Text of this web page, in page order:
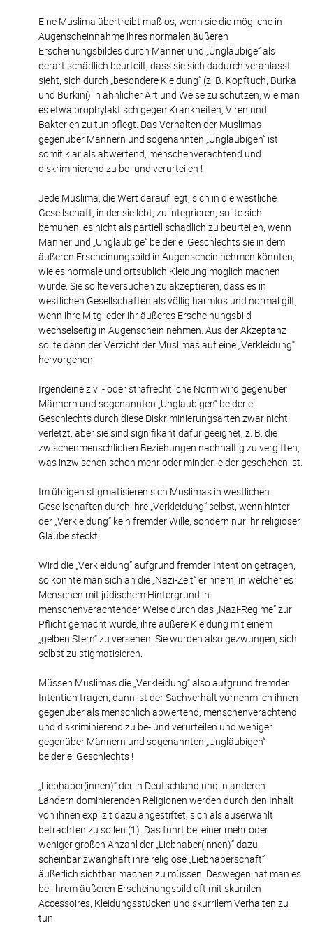
Eine Muslima übertreibt maßlos, wenn sie die mögliche in
Augenscheinnahme ihres normalen äußeren
Erscheinungsbildes durch Männer und „Ungläubige“ als
derart schädlich beurteilt, dass sie sich dadurch veranlasst
sieht, sich durch „besondere Kleidung“ (z. B. Kopftuch, Burka
und Burkini) in ähnlicher Art und Weise zu schützen, wie man
es etwa prophylaktisch gegen Krankheiten, Viren und
Bakterien zu tun pflegt. Das Verhalten der Muslimas
gegenüber Männern und sogenannten „Ungläubigen“ ist
somit klar als abwertend, menschenverachtend und
diskriminierend zu be- und verurteilen !
Jede Muslima, die Wert darauf legt, sich in die westliche
Gesellschaft, in der sie lebt, zu integrieren, sollte sich
bemühen, es nicht als partiell schädlich zu beurteilen, wenn
Männer und „Ungläubige“ beiderlei Geschlechts sie in dem
äußeren Erscheinungsbild in Augenschein nehmen könnten,
wie es normale und ortsüblich Kleidung möglich machen
würde. Sie sollte versuchen zu akzeptieren, dass es in
westlichen Gesellschaften als völlig harmlos und normal gilt,
wenn ihre Mitglieder ihr äußeres Erscheinungsbild
wechselseitig in Augenschein nehmen. Aus der Akzeptanz
sollte dann der Verzicht der Muslimas auf eine „Verkleidung“
hervorgehen.
Irgendeine zivil- oder strafrechtliche Norm wird gegenüber
Männern und sogenannten „Ungläubigen“ beiderlei
Geschlechts durch diese Diskriminierungsarten zwar nicht
verletzt, aber sie sind signifikant dafür geeignet, z. B. die
zwischenmenschlichen Beziehungen nachhaltig zu vergiften,
was inzwischen schon mehr oder minder leider geschehen ist.
Im übrigen stigmatisieren sich Muslimas in westlichen
Gesellschaften durch ihre „Verkleidung“ selbst, wenn hinter
der „Verkleidung“ kein fremder Wille, sondern nur ihr religiöser
Glaube steckt.
Wird die „Verkleidung“ aufgrund fremder Intention getragen,
so könnte man sich an die „Nazi-Zeit“ erinnern, in welcher es
Menschen mit jüdischem Hintergrund in
menschenverachtender Weise durch das „Nazi-Regime“ zur
Pflicht gemacht wurde, ihre äußere Kleidung mit einem
„gelben Stern“ zu versehen. Sie wurden also gezwungen, sich
selbst zu stigmatisieren.
Müssen Muslimas die „Verkleidung“ also aufgrund fremder
Intention tragen, dann ist der Sachverhalt vornehmlich ihnen
gegenüber als menschlich abwertend, menschenverachtend
und diskriminierend zu be- und verurteilen und weniger
gegenüber Männern und sogenannten „Ungläubigen“
beiderlei Geschlechts !
„Liebhaber(innen)“ der in Deutschland und in anderen
Ländern dominierenden Religionen werden durch den Inhalt
von ihnen explizit dazu angestiftet, sich als auserwählt
betrachten zu sollen (1). Das führt bei einer mehr oder
weniger großen Anzahl der „Liebhaber(innen)“ dazu,
scheinbar zwanghaft ihre religiöse „Liebhaberschaft“
äußerlich sichtbar machen zu müssen. Deswegen hat man es
bei ihrem äußeren Erscheinungsbild oft mit skurrilen
Accessoires, Kleidungsstücken und skurrilem Verhalten zu
tun.